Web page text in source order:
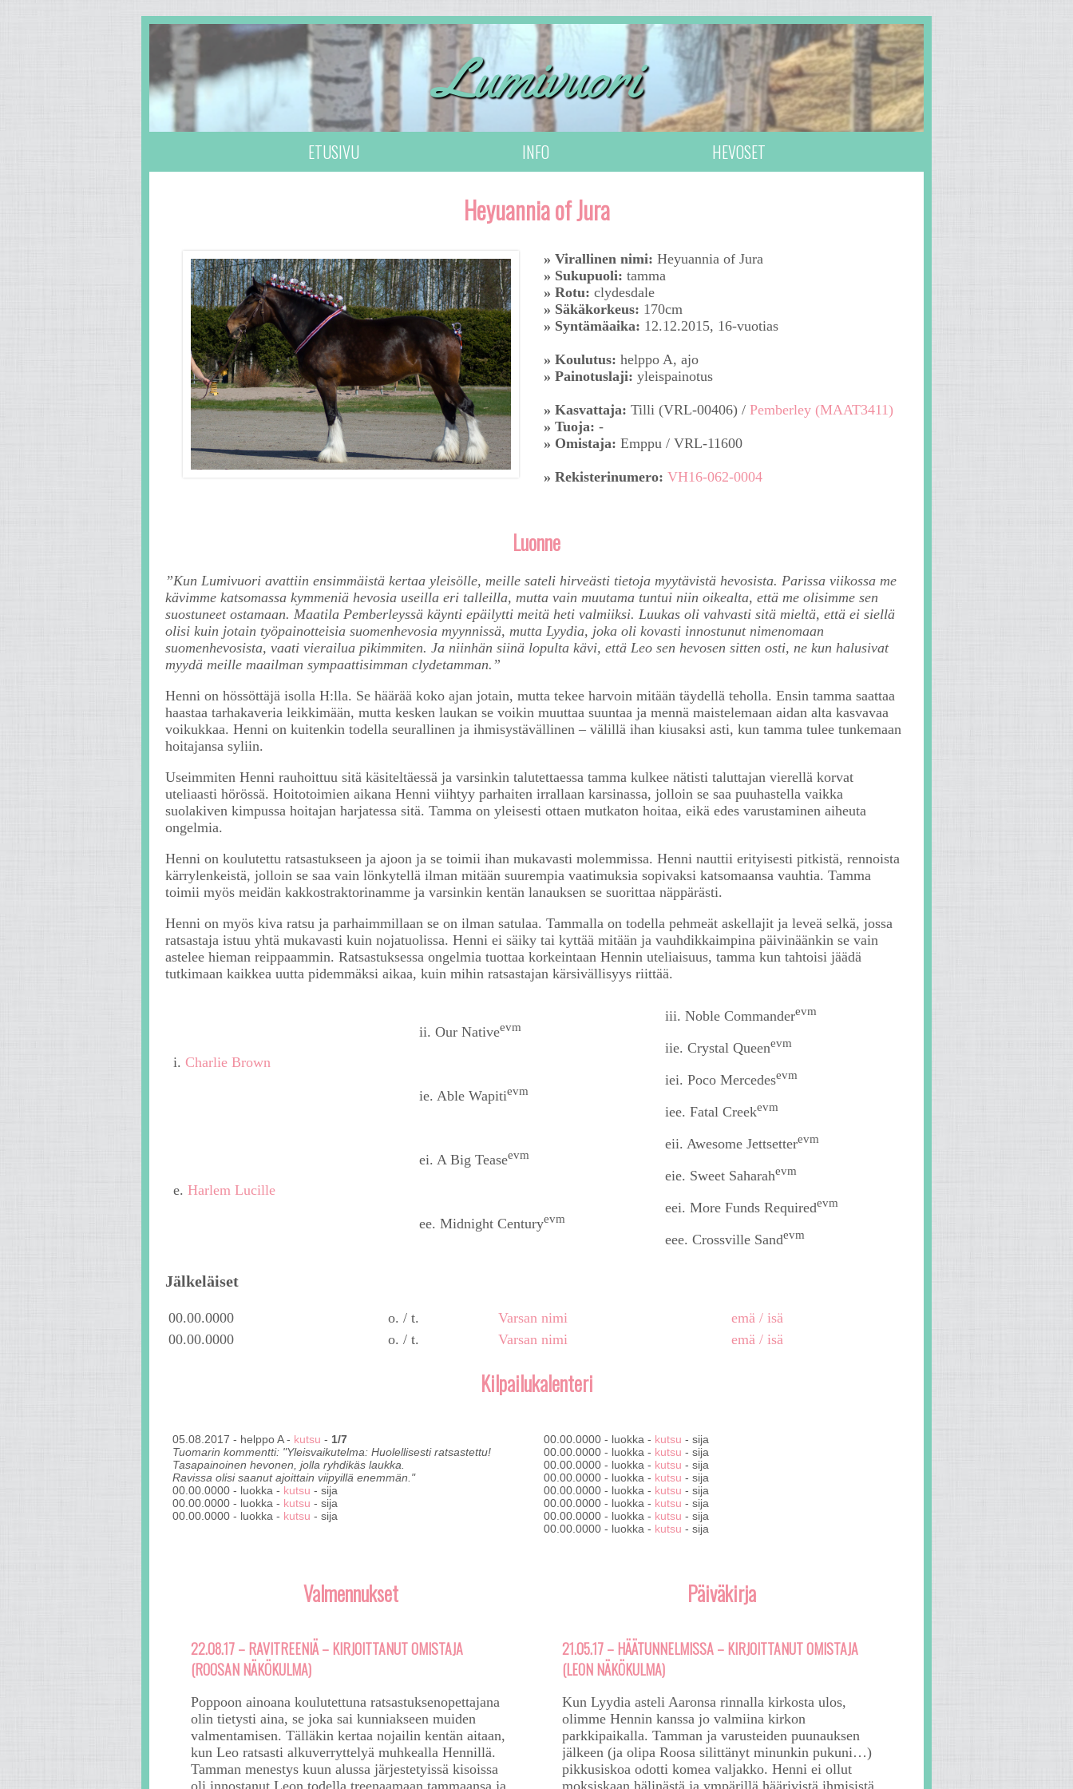
Lumivuori
ETUSIVU INFO HEVOSET
Heyuannia of Jura
» Virallinen nimi: Heyuannia of Jura
» Sukupuoli: tamma
» Rotu: clydesdale
» Säkäkorkeus: 170cm
» Syntämäaika: 12.12.2015, 16-vuotias
» Koulutus: helppo A, ajo
» Painotuslaji: yleispainotus
» Kasvattaja: Tilli (VRL-00406) /Pemberley (MAAT3411)
» Tuoja: -
» Omistaja: Emppu / VRL-11600
» Rekisterinumero: VH16-062-0004
Luonne
”Kun Lumivuori avattiin ensimmäistä kertaa yleisölle, meille sateli hirveästi tietoja myytävistä hevosista. Parissa viikossa me
kävimme katsomassa kymmeniä hevosia useilla eri talleilla, mutta vain muutama tuntui niin oikealta, että me olisimme sen
suostuneet ostamaan. Maatila Pemberleyssä käynti epäilytti meitä heti valmiiksi. Luukas oli vahvasti sitä mieltä, että ei siellä
olisi kuin jotain työpainotteisia suomenhevosia myynnissä, mutta Lyydia, joka oli kovasti innostunut nimenomaan
suomenhevosista, vaati vierailua pikimmiten. Ja niinhän siinä lopulta kävi, että Leo sen hevosen sitten osti, ne kun halusivat
myydä meille maailman sympaattisimman clydetamman.”
Henni on hössöttäjä isolla H:lla. Se häärää koko ajan jotain, mutta tekee harvoin mitään täydellä teholla. Ensin tamma saattaa
haastaa tarhakaveria leikkimään, mutta kesken laukan se voikin muuttaa suuntaa ja mennä maistelemaan aidan alta kasvavaa
voikukkaa. Henni on kuitenkin todella seurallinen ja ihmisystävällinen – välillä ihan kiusaksi asti, kun tamma tulee tunkemaan
hoitajansa syliin.
Useimmiten Henni rauhoittuu sitä käsiteltäessä ja varsinkin talutettaessa tamma kulkee nätisti taluttajan vierellä korvat
uteliaasti hörössä. Hoitotoimien aikana Henni viihtyy parhaiten irrallaan karsinassa, jolloin se saa puuhastella vaikka
suolakiven kimpussa hoitajan harjatessa sitä. Tamma on yleisesti ottaen mutkaton hoitaa, eikä edes varustaminen aiheuta
ongelmia.
Henni on koulutettu ratsastukseen ja ajoon ja se toimii ihan mukavasti molemmissa. Henni nauttii erityisesti pitkistä, rennoista
kärrylenkeistä, jolloin se saa vain lönkytellä ilman mitään suurempia vaatimuksia sopivaksi katsomaansa vauhtia. Tamma
toimii myös meidän kakkostraktorinamme ja varsinkin kentän lanauksen se suorittaa näppärästi.
Henni on myös kiva ratsu ja parhaimmillaan se on ilman satulaa. Tammalla on todella pehmeät askellajit ja leveä selkä, jossa
ratsastaja istuu yhtä mukavasti kuin nojatuolissa. Henni ei säiky tai kyttää mitään ja vauhdikkaimpina päivinäänkin se vain
astelee hieman reippaammin. Ratsastuksessa ongelmia tuottaa korkeintaan Hennin uteliaisuus, tamma kun tahtoisi jäädä
tutkimaan kaikkea uutta pidemmäksi aikaa, kuin mihin ratsastajan kärsivällisyys riittää.
i.Charlie Brown
ii. Our Nativeevm
iii. Noble Commanderevm
iie. Crystal Queenevm
ie. Able Wapitievm
iei. Poco Mercedesevm
iee. Fatal Creekevm
e.Harlem Lucille
ei. A Big Teaseevm
eii. Awesome Jettsetterevm
eie. Sweet Saharahevm
ee. Midnight Centuryevm
eei. More Funds Requiredevm
eee. Crossville Sandevm
Jälkeläiset
00.00.0000 o. / t. Varsan nimi
emä / isä
00.00.0000
o. / t. Varsan nimi emä / isä
Kilpailukalenteri
05.08.2017 - helppo A - kutsu - 1/7
Tuomarin kommentti: "Yleisvaikutelma: Huolellisesti ratsastettu!
Tasapainoinen hevonen, jolla ryhdikäs laukka.
Ravissa olisi saanut ajoittain viipyillä enemmän."
00.00.0000 - luokka - kutsu - sija
00.00.0000 - luokka - kutsu - sija
00.00.0000 - luokka - kutsu
00.00.0000 - luokka - kutsu - sija
00.00.0000 - luokka - kutsu - sija
00.00.0000 - luokka - kutsu - sija
00.00.0000 - luokka - kutsu - sija
00.00.0000 - luokka - kutsu - sija
00.00.0000 - luokka - kutsu - sija
00.00.0000 - luokka - kutsu - sija
00.00.0000 - luokka - kutsu
Valmennukset
22.08.17 – RAVITREENIÄ – KIRJOITTANUT OMISTAJA
(ROOSAN NÄKÖKULMA)
Poppoon ainoana koulutettuna ratsastuksenopettajana
olin tietysti aina, se joka sai kunniakseen muiden
valmentamisen. Tälläkin kertaa nojailin kentän aitaan,
kun Leo ratsasti alkuverryttelyä muhkealla Hennillä.
Tamman menestys kuun alussa järjestetyissä kisoissa
Päiväkirja
21.05.17 – HÄÄTUNNELMISSA – KIRJOITTANUT OMISTAJA
(LEON NÄKÖKULMA)
Kun Lyydia asteli Aaronsa rinnalla kirkosta ulos,
olimme Hennin kanssa jo valmiina kirkon
parkkipaikalla. Tamman ja varusteiden puunauksen
jälkeen (ja olipa Roosa silittänyt minunkin pukuni…)
pikkusiskoa odotti komea valjakko. Henni ei ollut